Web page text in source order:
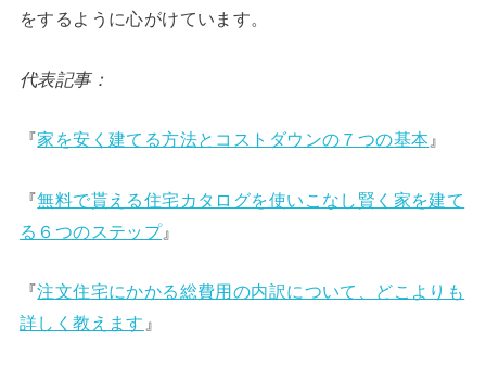
をするように心がけています。
代表記事：
『家を安く建てる方法とコストダウンの７つの基本 』
『無料で貰える住宅カタログを使いこなし賢く家を建て
る６つのステップ』
『注文住宅にかかる総費用の内訳について、どこよりも
詳しく教えます 』